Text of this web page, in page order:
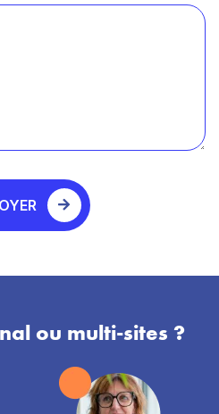
ou multi-sites ?